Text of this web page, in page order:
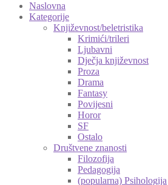
Naslovna
Kategorije
Književnost/beletristika
Krimići/trileri
Ljubavni
Dječja književnost
Proza
Drama
Fantasy
Povijesni
Horor
SF
Ostalo
Društvene znanosti
Filozofija
Pedagogija
(popularna) Psihologija